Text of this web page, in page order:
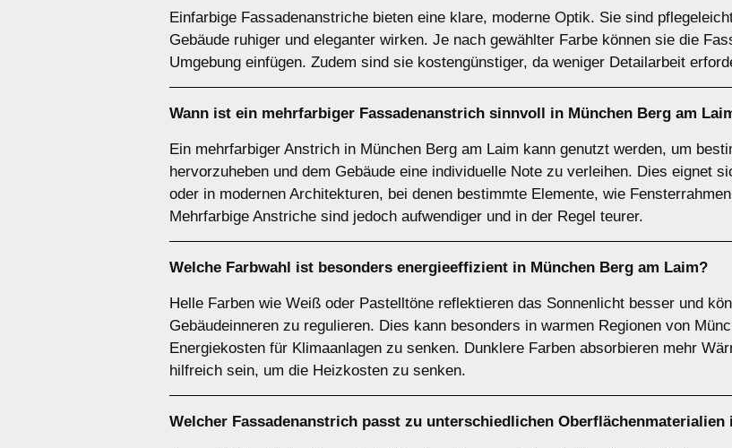
Einfarbige Fassadenanstriche bieten eine klare, moderne Optik. Sie sind
Gebäude ruhiger und eleganter wirken. Je nach gewählter Farbe können sie die
Umgebung einfügen. Zudem sind sie kostengünstiger, da weniger Detailarbeit
Wann ist ein mehrfarbiger Fassadenanstrich sinnvoll in München Berg am
Ein mehrfarbiger Anstrich in München Berg am Laim kann genutzt werden, um
hervorzuheben und dem Gebäude eine individuelle Note zu verleihen. Dies eignet
oder in modernen Architekturen, bei denen bestimmte Elemente, wie
Mehrfarbige Anstriche sind jedoch aufwendiger und in der Regel teurer.
Welche Farbwahl ist besonders energieeffizient in München Berg am Laim?
Helle Farben wie Weiß oder Pastelltöne reflektieren das Sonnenlicht besser und
Gebäudeinneren zu regulieren. Dies kann besonders in warmen Regionen von
Energiekosten für Klimaanlagen zu senken. Dunklere Farben absorbieren mehr
hilfreich sein, um die Heizkosten zu senken.
Welcher Fassadenanstrich passt zu unterschiedlichen Oberflächenmaterialien